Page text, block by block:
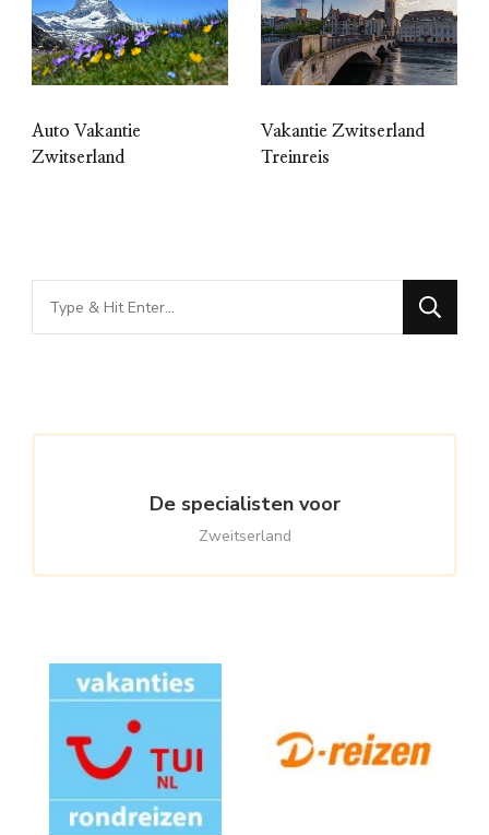
Auto Vakantie
Zwitserland
Vakantie Zwitserland
Treinreis
Looking
for
De specialisten voor
Zweitserland